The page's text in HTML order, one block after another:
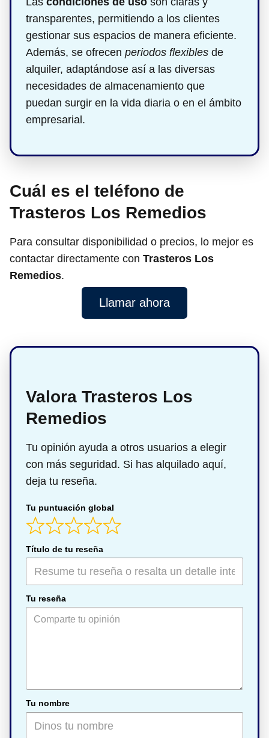
transparentes, permitiendo a los clientes
gestionar sus espacios de manera eficiente.
Además, se ofrecen periodos flexibles de
alquiler, adaptándose así a las diversas
necesidades de almacenamiento que
puedan surgir en la vida diaria o en el ámbito
empresarial.
Cuál es el teléfono de
Trasteros Los Remedios
Para consultar disponibilidad o precios, lo mejor es
contactar directamente con Trasteros Los
Remedios.
Llamar ahora
Valora Trasteros Los
Remedios
Tu opinión ayuda a otros usuarios a elegir
con más seguridad. Si has alquilado aquí,
deja tu reseña.
Tu puntuación global
Título de tu reseña
Tu reseña
Tu nombre